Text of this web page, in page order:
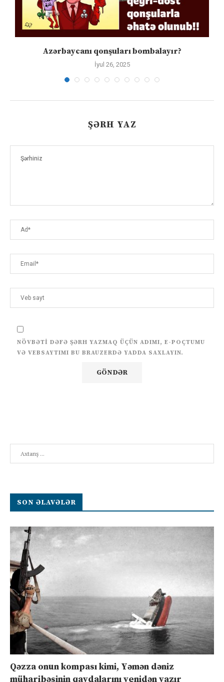
Azərbaycanı qonşuları bombalayır?
İyul 26, 2025
ŞƏRH YAZ
NÖVBƏTI DƏFƏ ŞƏRH YAZMAQ ÜÇÜN ADIMI, E-POÇTUMU
VƏ VEBSAYTIMI BU BRAUZERDƏ YADDA SAXLAYIN.
SON ƏLAVƏLƏR
Qəzza onun kompası kimi, Yəmən dəniz
müharibəsinin qaydalarını yenidən yazır